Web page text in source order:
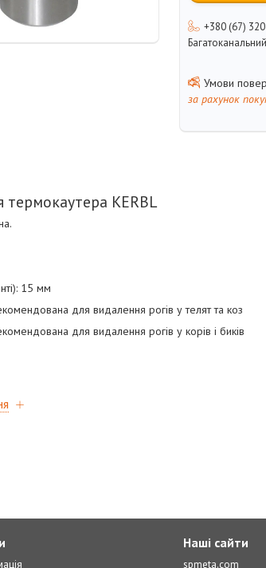
+380 (67)
за рахунок
термокаутера KERBL
15 мм
для видалення рогів у телят та коз
для видалення рогів у корів і биків
Наші сайти
spmeta.com